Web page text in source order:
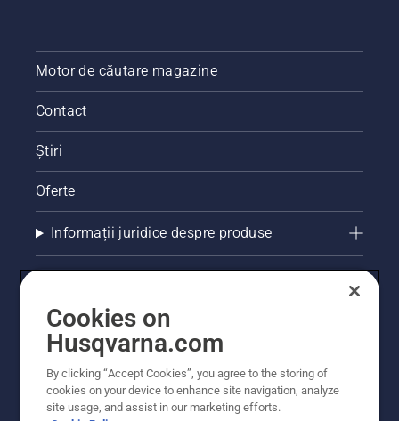
Motor de căutare magazine
Contact
Știri
Oferte
Informații juridice despre produse
Cookies on
Husqvarna.com
By clicking “Accept Cookies”, you agree to the storing of
cookies on your device to enhance site navigation, analyze
site usage, and assist in our marketing efforts.